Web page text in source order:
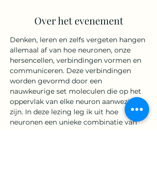
Over het evenement
Denken, leren en zelfs vergeten hangen
allemaal af van hoe neuronen, onze
hersencellen, verbindingen vormen en
communiceren. Deze verbindingen
worden gevormd door een
nauwkeurige set moleculen die op het
oppervlak van elke neuron aanwezig
zijn. In deze lezing leg ik uit hoe
neuronen een unieke combinatie van